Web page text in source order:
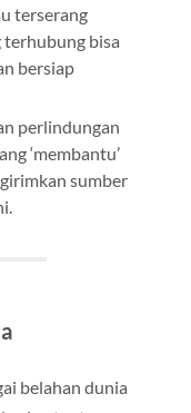
terserang
terhubung bisa
bersiap
perlindungan
‘membantu’
sumber
belahan dunia